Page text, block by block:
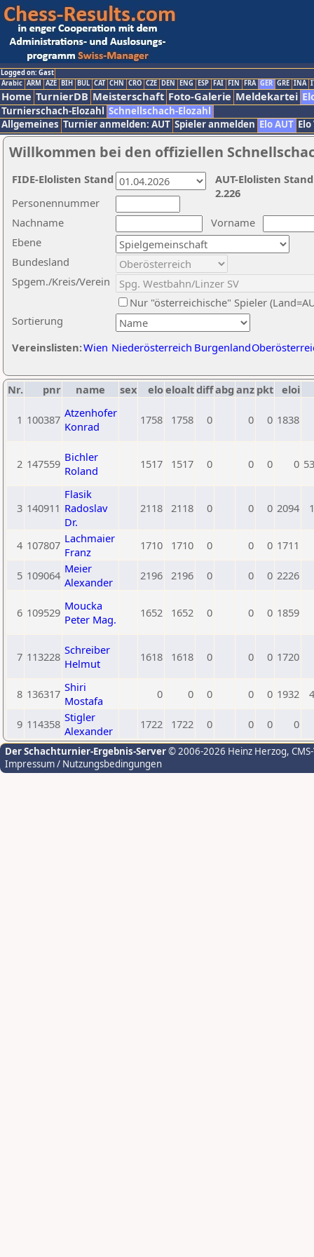
Logged on: Gast
Arabic ARM AZE BIH BUL CAT CHN CRO CZE DEN ENG ESP FAI FIN FRA GER GRE INA
Home TurnierDB Meisterschaft Foto-Galerie Meldekartei
Turnierschach-Elozahl Schnellschach-Elozahl
Allgemeines Turnier anmelden: AUT Spieler anmelden Elo AUT
Willkommen bei den offiziellen
Nachname
Vorname
Ebene
Sortierung
Personennummer
Bundesland
Spgem./Kreis/Verein
Nur "österreichische" Spieler
Vereinslisten:Wien Niederösterreich Burgenland
AUT-Elolisten
2.226
FIDE-Elolisten Stand
Nr. pnr name sex eloeloaltdiffabg anz pkt eloi
1 100387 Atzenhofer
Konrad
1758 1758 0 0 0 1838
2 147559 Bichler
Roland
1517 1517 0 0 0 0
3 140911
Flasik
Radoslav
Dr.
2118 2118 0 0 0 2094
4 107807 Lachmaier
Franz
1710 1710 0 0 0 1711
5 109064 Meier
Alexander
2196 2196 0 0 0 2226
6 109529 Moucka
Peter Mag.
1652 1652 0 0 0 1859
7 113228 Schreiber
Helmut
1618 1618 0 0 0 1720
8 136317 Shiri
Mostafa
0 0 0 0 0 1932
9 114358 Stigler
Alexander
1722 1722 0 0 0 0
Der Schachturnier-Ergebnis-Server© 2006-2026 Heinz Herzog,
Impressum / Nutzungsbedingungen